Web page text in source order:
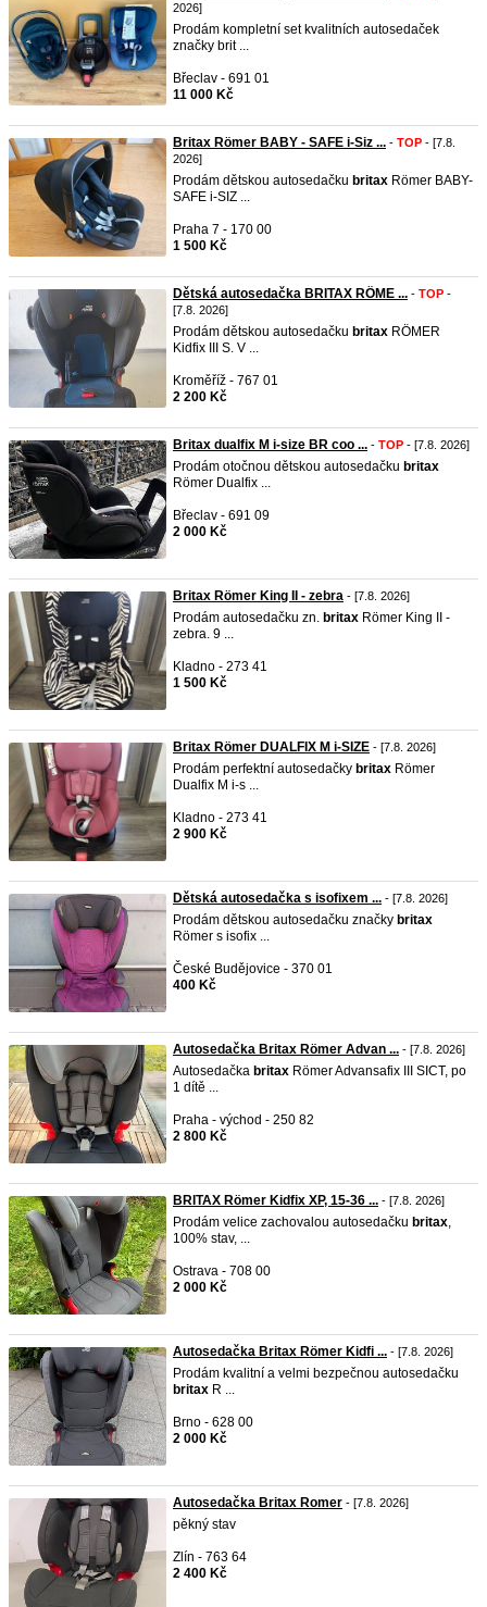
2026]
Prodám kompletní set kvalitních autosedaček
značky brit ...
Břeclav - 691 01
11 000 Kč
Britax Römer BABY - SAFE i-Siz ... - TOP - [7.8.
2026]
Prodám dětskou autosedačku britax Römer BABY-
SAFE i-SIZ ...
Praha 7 - 170 00
1 500 Kč
Dětská autosedačka BRITAX RÖME ... - TOP -
[7.8. 2026]
Prodám dětskou autosedačku britax RÖMER
Kidfix III S. V ...
Kroměříž - 767 01
2 200 Kč
Britax dualfix M i-size BR coo ... - TOP - [7.8. 2026]
Prodám otočnou dětskou autosedačku britax
Römer Dualfix ...
Břeclav - 691 09
2 000 Kč
Britax Römer King II - zebra - [7.8. 2026]
Prodám autosedačku zn. britax Römer King II -
zebra. 9 ...
Kladno - 273 41
1 500 Kč
Britax Römer DUALFIX M i-SIZE - [7.8. 2026]
Prodám perfektní autosedačky britax Römer
Dualfix M i-s ...
Kladno - 273 41
2 900 Kč
Dětská autosedačka s isofixem ... - [7.8. 2026]
Prodám dětskou autosedačku značky britax
Römer s isofix ...
České Budějovice - 370 01
400 Kč
Autosedačka Britax Römer Advan ... - [7.8. 2026]
Autosedačka britax Römer Advansafix III SICT, po
1 dítě ...
Praha - východ - 250 82
2 800 Kč
BRITAX Römer Kidfix XP, 15-36 ... - [7.8. 2026]
Prodám velice zachovalou autosedačku britax,
100% stav, ...
Ostrava - 708 00
2 000 Kč
Autosedačka Britax Römer Kidfi ... - [7.8. 2026]
Prodám kvalitní a velmi bezpečnou autosedačku
britax R ...
Brno - 628 00
2 000 Kč
Autosedačka Britax Romer - [7.8. 2026]
pěkný stav
Zlín - 763 64
2 400 Kč